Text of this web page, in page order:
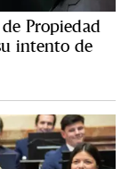
Propiedad
intento de